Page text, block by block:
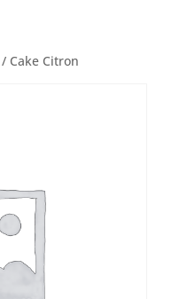
Cake Citron